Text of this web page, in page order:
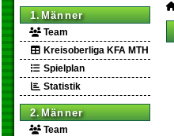
1.Männer
Team
Kreisoberliga KFA MTH
Spielplan
Statistik
2.Männer
Team